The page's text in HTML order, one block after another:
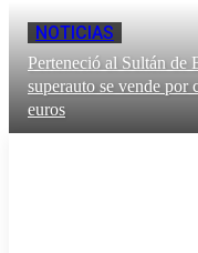
NOTICIAS
Perteneció al Sultán de
superauto se vende por
euros